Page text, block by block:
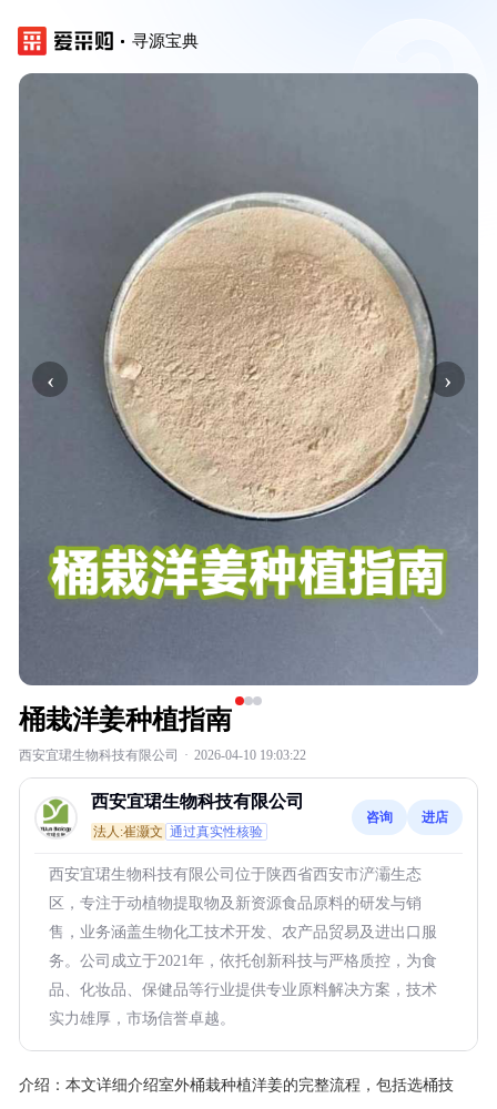
寻源宝典
‹ ›
桶栽洋姜种植指南
西安宜珺生物科技有限公司 · 2026-04-10 19:03:22
西安宜珺生物科技有限公司
法人:崔灏文 通过真实性核验
咨询 进店
西安宜珺生物科技有限公司位于陕西省西安市浐灞生态
区，专注于动植物提取物及新资源食品原料的研发与销
售，业务涵盖生物化工技术开发、农产品贸易及进出口服
务。公司成立于2021年，依托创新科技与严格质控，为食
品、化妆品、保健品等行业提供专业原料解决方案，技术
实力雄厚，市场信誉卓越。
介绍： 本文详细介绍室外桶栽种植洋姜的完整流程，包括选桶技